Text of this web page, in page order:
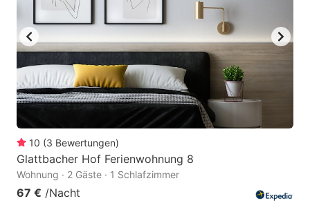
10 (3 Bewertungen)
Glattbacher Hof Ferienwohnung 8
Wohnung · 2 Gäste · 1 Schlafzimmer
67 € /Nacht